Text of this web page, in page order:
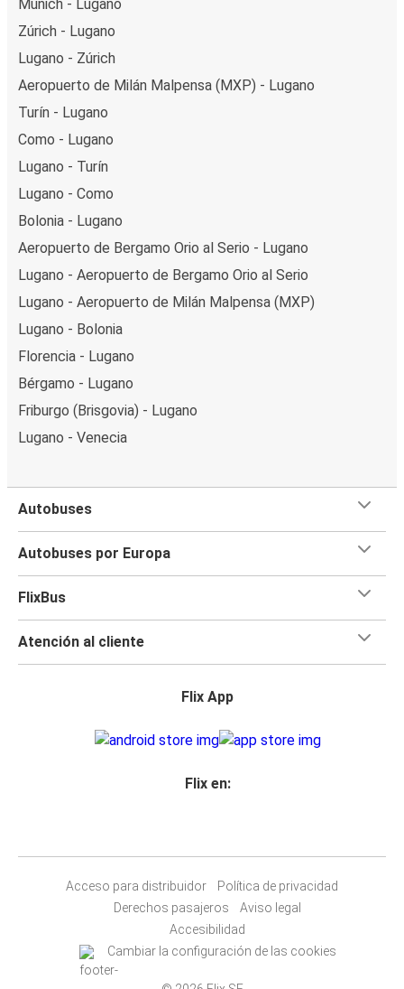
Múnich - Lugano
Zúrich - Lugano
Lugano - Zúrich
Aeropuerto de Milán Malpensa (MXP) - Lugano
Turín - Lugano
Como - Lugano
Lugano - Turín
Lugano - Como
Bolonia - Lugano
Aeropuerto de Bergamo Orio al Serio - Lugano
Lugano - Aeropuerto de Bergamo Orio al Serio
Lugano - Aeropuerto de Milán Malpensa (MXP)
Lugano - Bolonia
Florencia - Lugano
Bérgamo - Lugano
Friburgo (Brisgovia) - Lugano
Lugano - Venecia
Autobuses
Autobuses por Europa
FlixBus
Atención al cliente
Flix App
Flix en:
Acceso para distribuidor
Política de privacidad
Derechos pasajeros
Aviso legal
Accesibilidad
Cambiar la configuración de las cookies